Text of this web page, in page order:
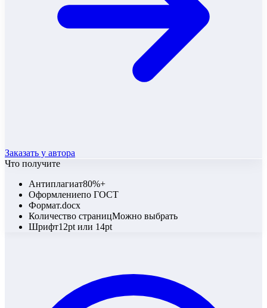
Заказать у автора
Что получите
Антиплагиат80%+
Оформлениепо ГОСТ
Формат.docx
Количество страницМожно выбрать
Шрифт12pt или 14pt